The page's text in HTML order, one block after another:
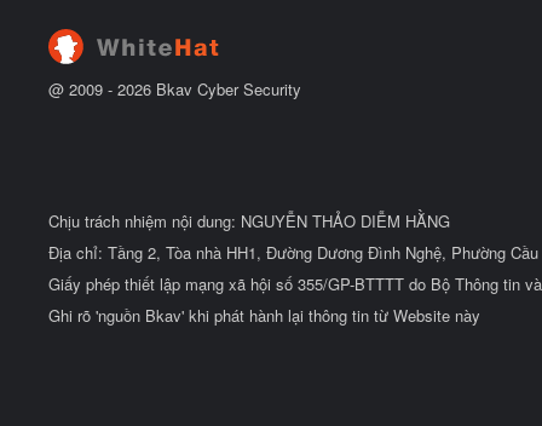
ầ
@ 2009 - 2026 Bkav Cyber Security
Chịu trách nhiệm nội dung: NGUYỄN THẢO DIỄM HẰNG
Địa chỉ: Tầng 2, Tòa nhà HH1, Đường Dương Đình Nghệ, Phường
Giấy phép thiết lập mạng xã hội số 355/GP-BTTTT do Bộ Thông tin
Ghi rõ 'nguồn Bkav' khi phát hành lại thông tin từ Website này